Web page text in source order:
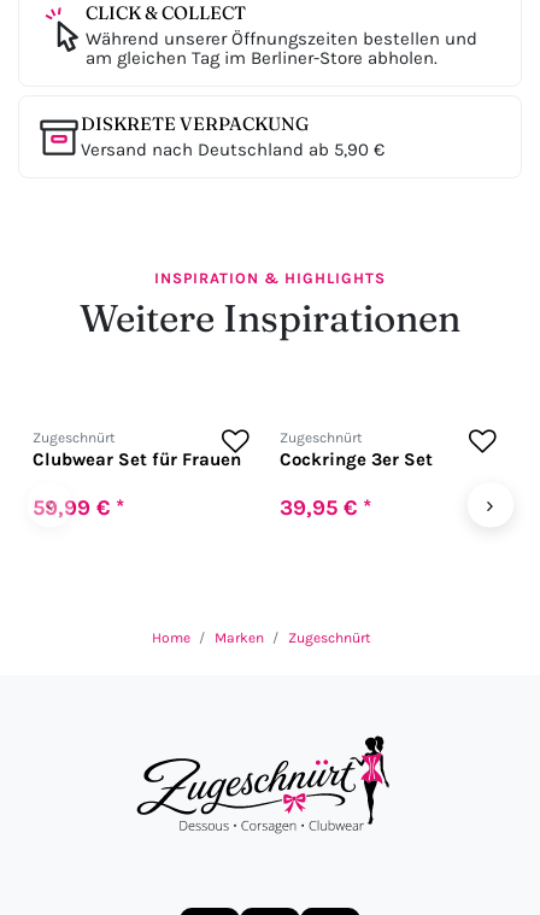
CLICK & COLLECT
Während unserer Öffnungszeiten bestellen und
am gleichen Tag im Berliner-Store abholen.
DISKRETE VERPACKUNG
Versand nach Deutschland ab 5,90 €
INSPIRATION & HIGHLIGHTS
Weitere Inspirationen
‹
Zugeschnürt
Clubwear Set für Frauen
59,99 € *
Zugeschnürt
Cockringe 3er Set
39,95 € * ›
Home Marken Zugeschnürt